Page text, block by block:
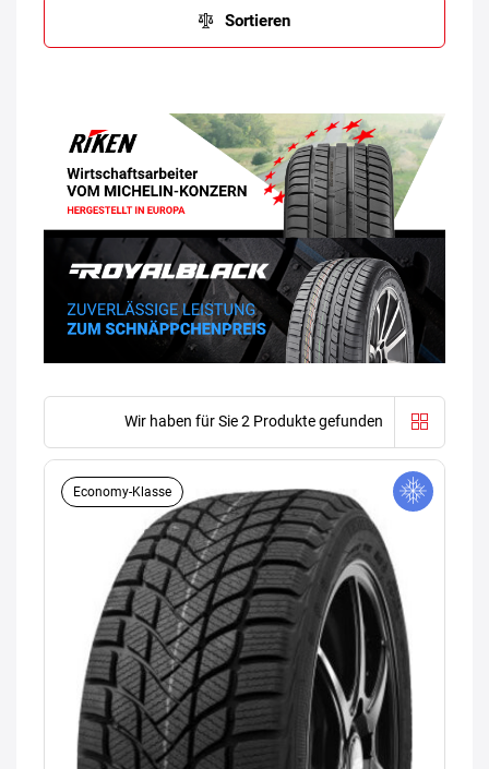
Sortieren
Wir haben für Sie 2 Produkte gefunden
Economy-Klasse